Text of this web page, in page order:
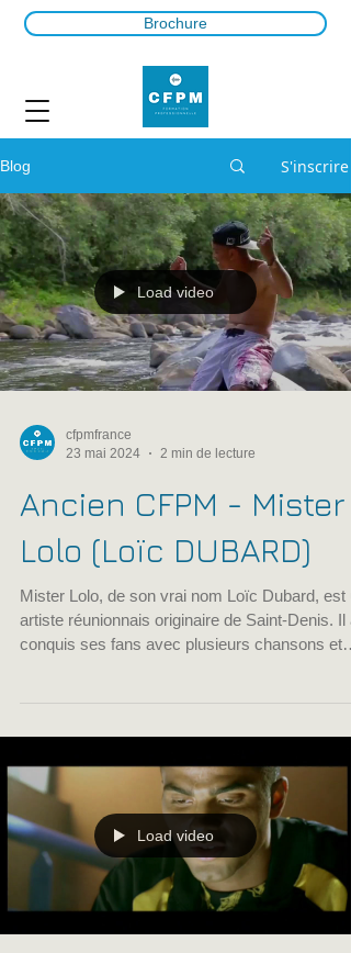
Brochure
Blog S'inscrire
Load video
cfpmfrance
23 mai 2024
2 min de lecture
Ancien CFPM - Mister
Lolo (Loïc DUBARD)
Mister Lolo, de son vrai nom Loïc Dubard, est
artiste réunionnais originaire de Saint-Denis. Il a
conquis ses fans avec plusieurs chansons et
plus de dix ans d’expérience à son actif et en
qu’étoile montante de la musique, il a déjà
participé à différents concerts, dont la 1ère
Édition du festival vacances et de l’édition 2015
Load video